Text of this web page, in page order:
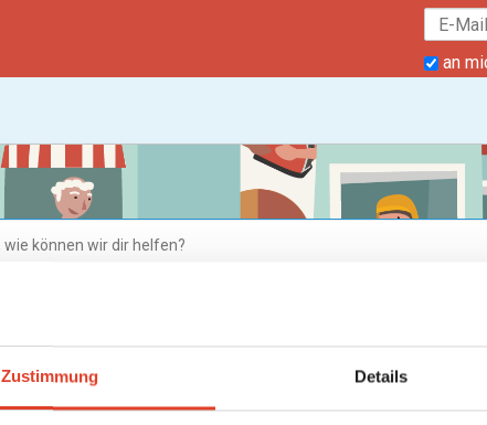
Zustimmung Details
an
Home
Sicherheit & Datenschutz